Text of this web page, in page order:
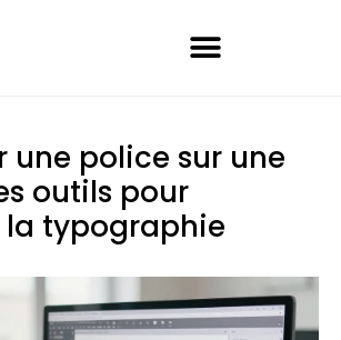
une police sur une
outils pour
typographie